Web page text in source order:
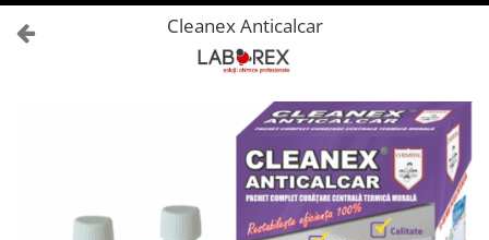
Cleanex Anticalcar